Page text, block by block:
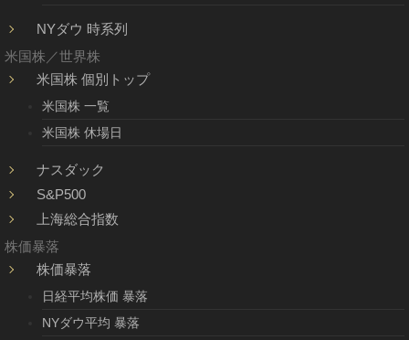
NYダウ 時系列
米国株／世界株
米国株 個別トップ
米国株 一覧
米国株 休場日
ナスダック
S&P500
上海総合指数
株価暴落
株価暴落
日経平均株価 暴落
NYダウ平均 暴落